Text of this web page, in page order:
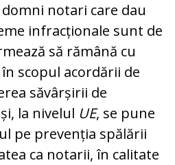
notari care dau
infracționale sunt de
să rămână cu
scopul acordării de
săvârșirii de
la nivelul UE, se pune
pe prevenția spălării
ca notarii, în calitate